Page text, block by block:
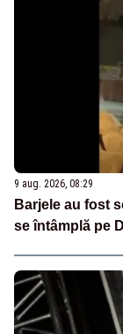
9 aug. 2026, 08:29
Barjele au fost
se întâmplă pe